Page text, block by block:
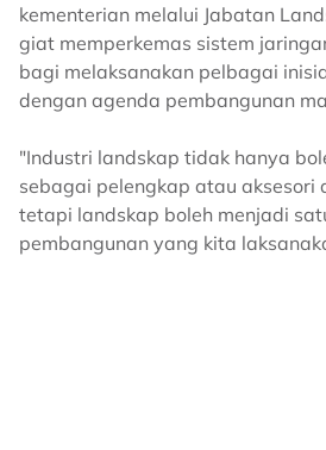
kementerian melalui Jabatan
giat memperkemas sistem
bagi melaksanakan pelbagai
dengan agenda pembangunan
"Industri landskap tidak hanya
sebagai pelengkap atau aksesori
tetapi landskap boleh menjadi
pembangunan yang kita